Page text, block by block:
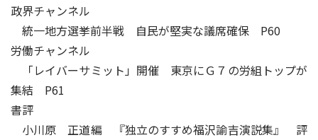
政界チャンネル
統一地方選挙前半戦 自民が堅実な議席確保 P60
労働チャンネル
「レイバーサミット」開催 東京にＧ７の労組トップが
集結 P61
書評
小川原 正道編 『独立のすすめ福沢諭吉演説集』 評